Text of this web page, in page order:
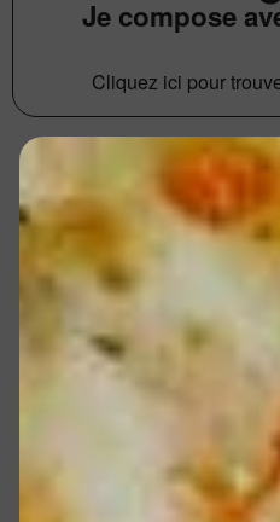
Je compose
Cliquez ici pour